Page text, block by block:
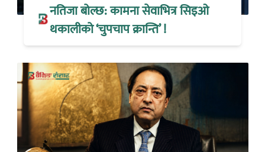
नतिजा बोल्छ: कामना सेवाभित्र सिइओ
थकालीको ‘चुपचाप क्रान्ति’ !